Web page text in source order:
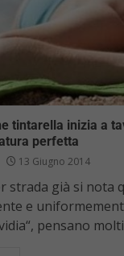
tintarella inizia a
perfetta
13 Giugno 2014
strada già si nota
e
pensano